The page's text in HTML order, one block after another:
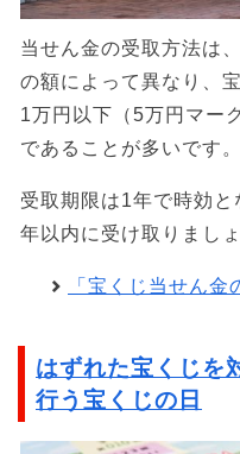
当せん金の受取方法は
の額によって異なり、
1万円以下（5万円マー
であることが多いです。
受取期限は1年で時効と
年以内に受け取りましょ
「宝くじ当せん
はずれた宝くじを
行う宝くじの日